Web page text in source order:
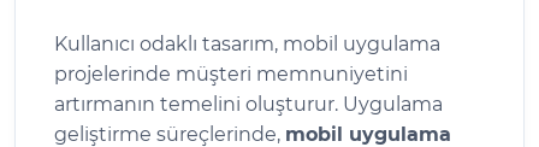
Kullanıcı odaklı tasarım, mobil uygulama
projelerinde müşteri memnuniyetini
artırmanın temelini oluşturur. Uygulama
geliştirme süreçlerinde, mobil uygulama